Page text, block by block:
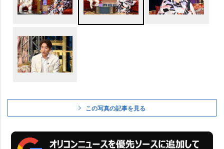
この写真の記事を見る